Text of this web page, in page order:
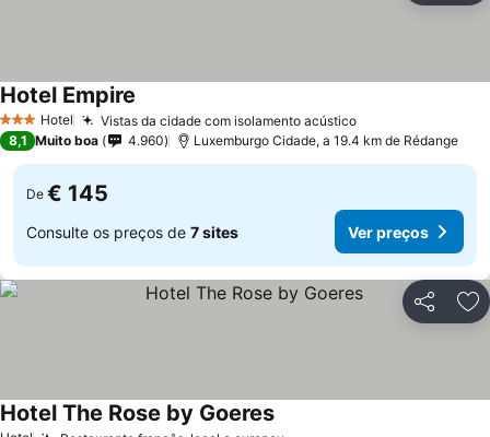
3 EstrelasHotel Vistas da cidade com isolamento acústicoVer preços
Hotel Empire
8,1 Muito boa 4.960 Luxemburgo Cidade, a 19.4 km de Rédange
De € 145
Consulte os preços de 7 sites Ver preços
Partilhar
Hotel The Rose by GoeresVer preços